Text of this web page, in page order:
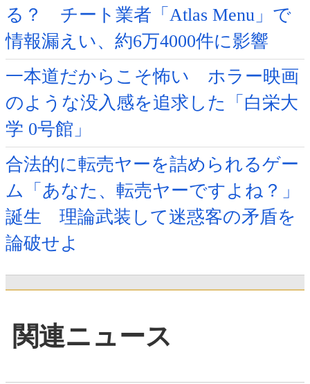
る？ チート業者「Atlas Menu」で
情報漏えい、約6万4000件に影響
一本道だからこそ怖い ホラー映画
のような没入感を追求した「白栄大
学 0号館」
合法的に転売ヤーを詰められるゲー
ム「あなた、転売ヤーですよね？」
誕生 理論武装して迷惑客の矛盾を
論破せよ
関連ニュース